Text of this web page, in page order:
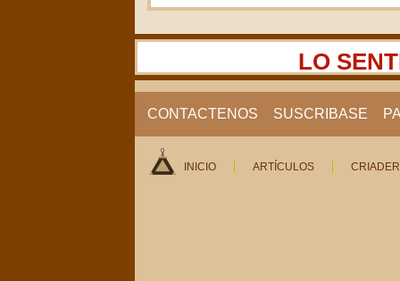
INICIO ARTÍCULOS
CONTACTENOS SUSCRIBASE
LO